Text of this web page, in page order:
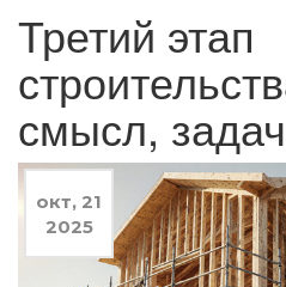
Третий этап
смысл,
окт, 21
2025